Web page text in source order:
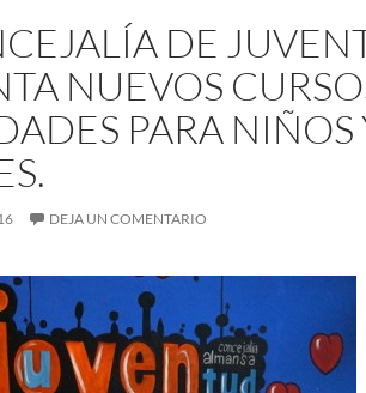
p
p
DE
NUEVOS
PARA NIÑOS
DEJA UN COMENTARIO